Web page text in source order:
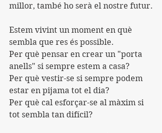
millor, també ho serà el nostre futur.
Estem vivint un moment en què
sembla que res és possible.
Per què pensar en crear un "porta
anells" si sempre estem a casa?
Per què vestir-se si sempre podem
estar en pijama tot el dia?
Per què cal esforçar-se al màxim si
tot sembla tan difícil?